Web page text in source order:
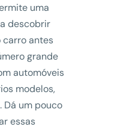
uma
descobrir
carro antes
grande
automóveis
modelos,
Dá um pouco
essas